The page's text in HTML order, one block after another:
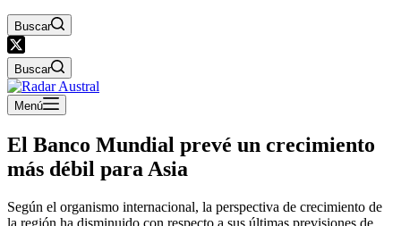
Buscar
Buscar
Menú
El Banco Mundial prevé un crecimiento
más débil para Asia
Según el organismo internacional, la perspectiva de crecimiento de
la región ha disminuido con respecto a sus últimas previsiones de